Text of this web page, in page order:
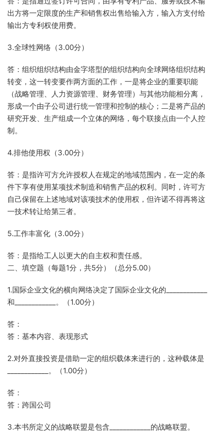
出方将一定限度的生产和销售权出售给输入方，输入方支付给
输出方专利权使用费。
3.全球性网络（3.00分）
答：组织组织结构由金字塔型的组织结构向全球网络组织结构
转变，这一转变要作两方面的工作，一是将企业的重要职能
（战略管理、人力资源管理、财务管理）与其他功能相分离，
形成一个由子公司进行统一管理和控制的核心；二是将产品的
研究开发、生产组成一个立体的网络，每个联接点由一个人控
制。
4.排他使用权（3.00分）
答：是指许可方允许授权人在规定的地域范围内，在一定的条
件下享有使用某项技术制造和销售产品的权利。同时，许可方
自己保留在上述地域对该项技术的使用权，但许诺不得再将这
一技术转让给第三者。
5.工作丰富化（3.00分）
答：是指给工人以更大的自主权和责任感。
二、填空题（每题1分，共5分）（总分5.00）
1.国际企业文化的横向网络决定了国际企业文化的____________
和____________。（1.00分）
答：
答：基本内容、表现形式
2.对外直接投资是借助一定的组织载体来进行的，这种载体是
____________。（1.00分）
答：
答：跨国公司
3.本书所定义的战略联盟是包含____________的战略联盟。